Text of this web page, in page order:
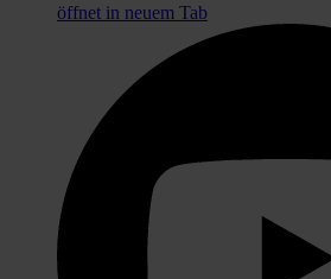
öffnet in neuem Tab